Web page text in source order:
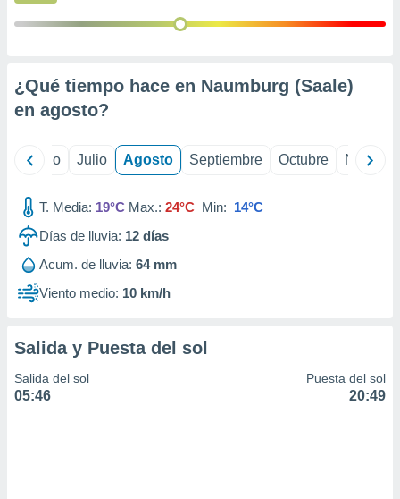
e
mediante
de
¿Qué tiempo hace en Naumburg (Saale)
en agosto?
Junio Julio Agosto Septiembre Octubre
T. Media: 19°C Max.: 24°C Min: 14°C
Días de lluvia: 12 días
Acum. de lluvia: 64 mm
Viento medio: 10 km/h
Salida y Puesta del sol
Salida del sol
05:46
Puesta del sol
20:49